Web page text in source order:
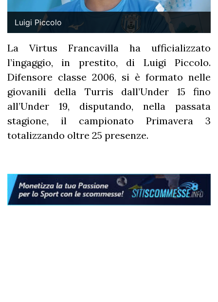
Luigi Piccolo
La Virtus Francavilla ha ufficializzato
l’ingaggio, in prestito, di Luigi Piccolo.
Difensore classe 2006, si è formato nelle
giovanili della Turris dall’Under 15 fino
all’Under 19, disputando, nella passata
stagione, il campionato Primavera 3
totalizzando oltre 25 presenze.